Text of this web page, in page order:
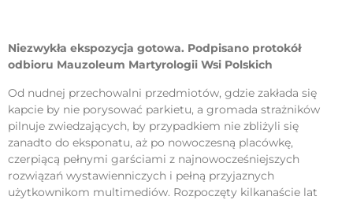
Niezwykła ekspozycja gotowa. Podpisano protokół
odbioru Mauzoleum Martyrologii Wsi Polskich
Od nudnej przechowalni przedmiotów, gdzie zakłada się
kapcie by nie porysować parkietu, a gromada strażników
pilnuje zwiedzających, by przypadkiem nie zbliżyli się
zanadto do eksponatu, aż po nowoczesną placówkę,
czerpiącą pełnymi garściami z najnowocześniejszych
rozwiązań wystawienniczych i pełną przyjaznych
użytkownikom multimediów. Rozpoczęty kilkanaście lat